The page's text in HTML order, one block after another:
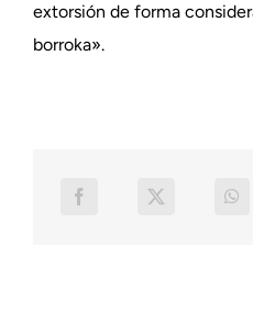
extorsión de forma
borroka».